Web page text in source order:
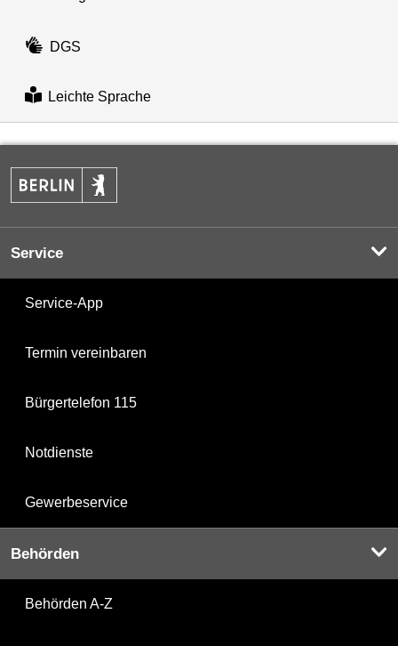
DGS
Leichte Sprache
Service
Service-App
Termin vereinbaren
Bürgertelefon 115
Notdienste
Gewerbeservice
Behörden
Behörden A-Z